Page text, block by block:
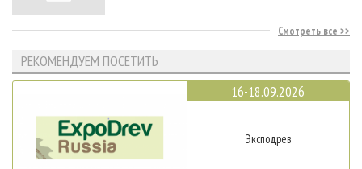
Смотреть все
РЕКОМЕНДУЕМ ПОСЕТИТЬ
16-18.09.2026
Эксподрев